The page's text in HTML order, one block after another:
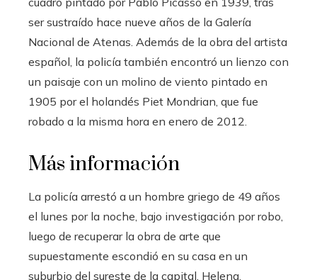
ser sustraído hace nueve años de la Galería
Nacional de Atenas. Además de la obra del artista
español, la policía también encontró un lienzo con
un paisaje con un molino de viento pintado en
1905 por el holandés Piet Mondrian, que fue
robado a la misma hora en enero de 2012.
Más información
La policía arrestó a un hombre griego de 49 años
el lunes por la noche, bajo investigación por robo,
luego de recuperar la obra de arte que
supuestamente escondió en su casa en un
suburbio del sureste de la capital, Helena,